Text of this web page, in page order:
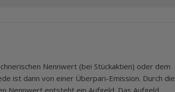
Nennwert (bei Stückaktien) oder dem
ist dann von einer Überpari-Emission. Durch die
Nennwert entsteht ein Aufgeld. Das Aufgeld